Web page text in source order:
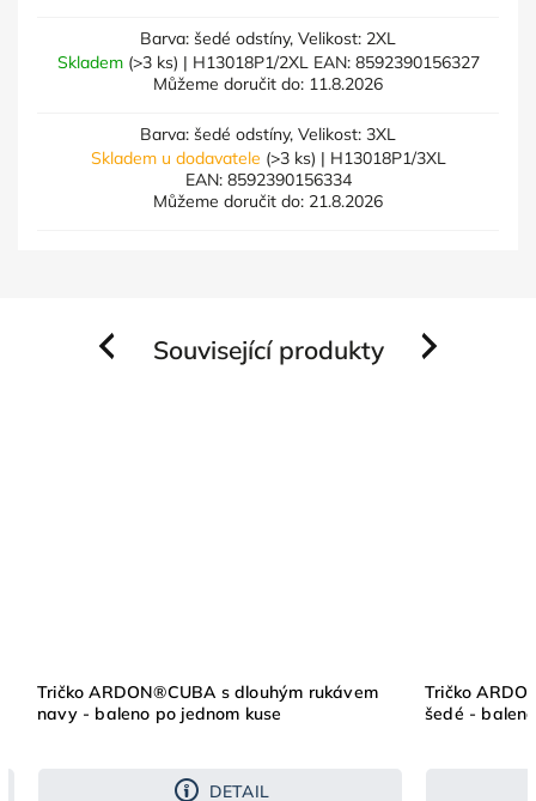
Barva: šedé odstíny, Velikost: 2XL
Skladem (>3 ks) | H13018P1/2XL EAN: 8592390156327
Můžeme doručit do: 11.8.2026
Barva: šedé odstíny, Velikost: 3XL
Skladem u dodavatele (>3 ks) | H13018P1/3XL
EAN: 8592390156334
Můžeme doručit do: 21.8.2026
Související produkty
Previous
s dlouhým rukávem
kuse
Tričko ARDON®CUBA s dlouhým
šedé - baleno po jednom kuse
Next